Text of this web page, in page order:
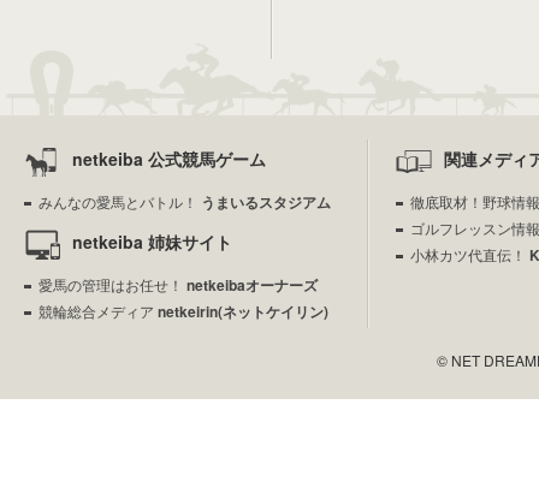
netkeiba 公式競馬ゲーム
みんなの愛馬とバトル！ うまいるスタジアム
netkeiba 姉妹サイト
愛馬の管理はお任せ！ netkeibaオーナーズ
競輪総合メディア netkeirin(ネットケイリン)
関連メディ
徹底取材！野球情
ゴルフレッスン情
小林カツ代直伝！
© NET